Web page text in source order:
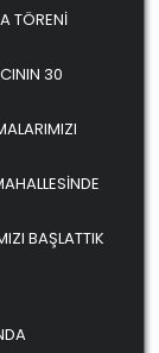
TÖRENİ
30
BAŞLATTIK